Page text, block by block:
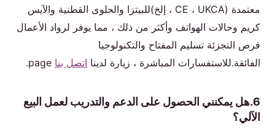
معتمدة (CE ، UKCA ، إلخ)للبيتزا والحلوى القطنية والآيس
كريم وحالات الهواتف وأكثر من ذلك ، مما يوفر لرواد الأعمال
فرص التجزئة تسليم المفتاح والتكنولوجيا
الفائقة.للاستفسارات المباشرة ، زيارة لدينا اتصل بنا
6.هل يمكنني الحصول على الدعم والتدريب لعمل البيع
الآلي؟